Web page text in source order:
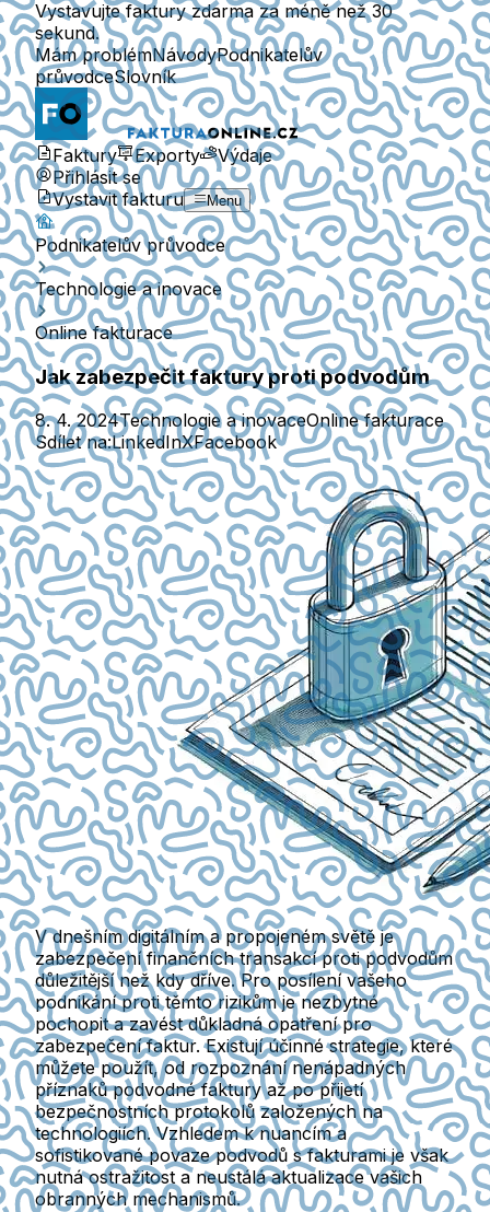
Vystavujte faktury zdarma za méně než 30
sekund.
Mám problémNávodyPodnikatelův
průvodceSlovník
Faktury Exporty
Výdaje
Přihlásit se
Vystavit fakturu
Menu
Podnikatelův průvodce
Technologie a inovace
Online fakturace
Jak zabezpečit faktury proti podvodům
8. 4. 2024Technologie a inovaceOnline fakturace
Sdílet na:LinkedInXFacebook
V dnešním digitálním a propojeném světě je
zabezpečení finančních transakcí proti podvodům
důležitější než kdy dříve. Pro posílení vašeho
podnikání proti těmto rizikům je nezbytné
pochopit a zavést důkladná opatření pro
zabezpečení faktur. Existují účinné strategie, které
můžete použít, od rozpoznání nenápadných
příznaků podvodné faktury až po přijetí
bezpečnostních protokolů založených na
technologiích. Vzhledem k nuancím a
sofistikované povaze podvodů s fakturami je však
nutná ostražitost a neustálá aktualizace vašich
obranných mechanismů.